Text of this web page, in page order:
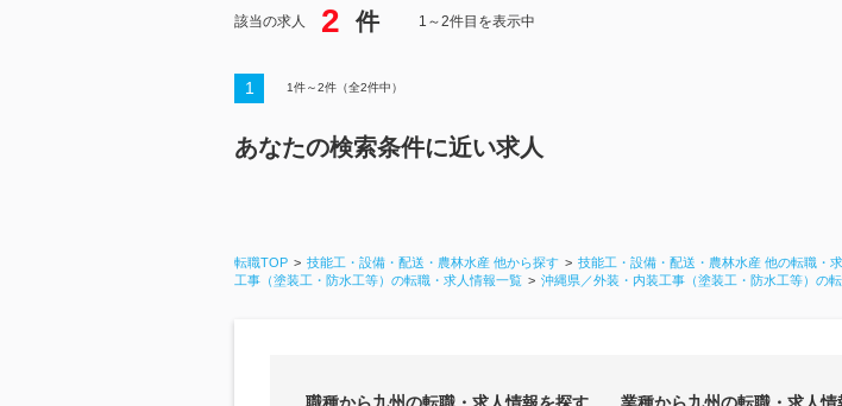
該当の求人 2 件 1～2件目を表示中
1 1件～2件（全2件中）
あなたの検索条件に近い求人
転職TOP 技能工・設備・配送・農林水産 他から探す 技能工・設備・配送・農林水産 他の転職・
工事（塗装工・防水工等）の転職・求人情報一覧
沖縄県／外装・内装工事（塗装工・防水工等）の